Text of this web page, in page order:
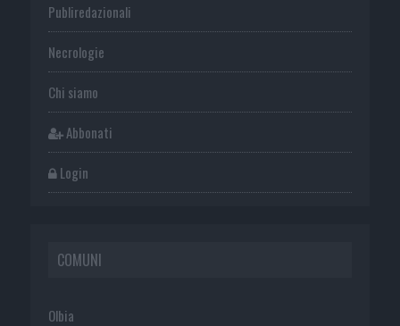
Publiredazionali
Necrologie
Chi siamo
Abbonati
Login
COMUNI
Olbia